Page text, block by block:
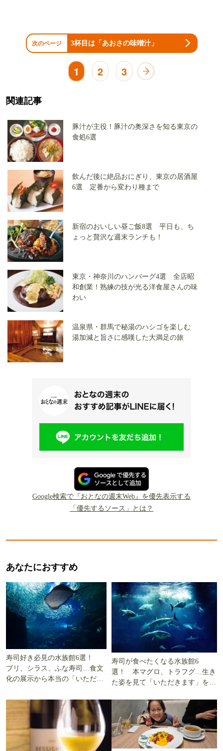
次のページ 3杯目は「あおさの味噌汁」
1 2 3
関連記事
豚汁が主役！豚汁の奥深さを知る東京の
食処6選
飲んだ後に絶品おにぎり、東京の居酒屋
6選 定番から変わり種まで
新宿のおいしい昼ご飯8選 平日も、ち
ょっと贅沢な週末ランチも！
東京・神奈川のハンバーグ4選 全店昭
和創業！熟練の技が光る洋食屋さんの味
わい
温泉県・群馬で秘湯のハシゴを楽しむ
湯加減と旨さに感嘆した大満足の旅
Google検索で『おとなの週末Web』を優先表示する
「優先するソース」とは？
あなたにおすすめ
寿司好き必見の水族館6選！
ブリ、シラス、ふな寿司…食文
化の展示から本当の「いただき
寿司が食べたくなる水族館6
選！ 本マグロ、トラフグ…生き
た姿を見て「いただきます」を考